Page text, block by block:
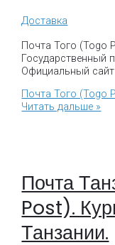
Доставка
Почта Того (Togo
Государственный
Официальный
Почта Того (Togo
Читать дальше »
Почта
Post).
Танзании.